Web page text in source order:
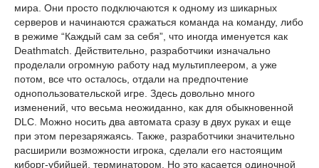
мира. Они просто подключаются к одному из шикарных
серверов и начинаются сражаться команда на команду, либо
в режиме “Каждый сам за себя”, что иногда именуется как
Deathmatch. Действительно, разработчики изначально
проделали огромную работу над мультиплеером, а уже
потом, все что осталось, отдали на предпочтение
однопользовательской игре. Здесь довольно много
изменений, что весьма неожиданно, как для обыкновенной
DLC. Можно носить два автомата сразу в двух руках и еще
при этом перезаряжаясь. Также, разработчики значительно
расширили возможности игрока, сделали его настоящим
киборг-убийцей, терминатором. Но это касается одиночной